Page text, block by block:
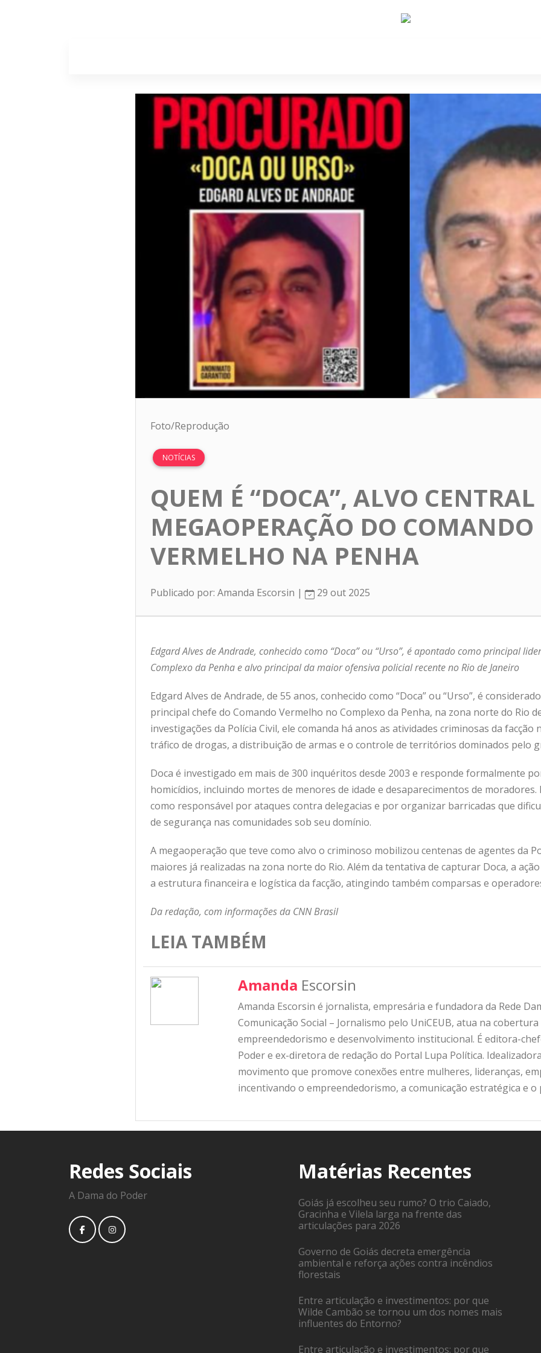
Foto/Reprodução
NOTÍCIAS
QUEM É “DOCA”, ALVO
MEGAOPERAÇÃO DO COMANDO
VERMELHO NA PENHA
Publicado por: Amanda Escorsin | 29 out 2025
Edgard Alves de Andrade, conhecido como “Doca” ou “Urso”, é apontado como principal
Complexo da Penha e alvo principal da maior ofensiva policial recente no Rio de Janeiro
Edgard Alves de Andrade, de 55 anos, conhecido como “Doca” ou “Urso”, é
principal chefe do Comando Vermelho no Complexo da Penha, na zona norte do Rio
investigações da Polícia Civil, ele comanda há anos as atividades criminosas da
tráfico de drogas, a distribuição de armas e o controle de territórios dominados pelo
Doca é investigado em mais de 300 inquéritos desde 2003 e responde formalmente
homicídios, incluindo mortes de menores de idade e desaparecimentos de
como responsável por ataques contra delegacias e por organizar barricadas que
de segurança nas comunidades sob seu domínio.
A megaoperação que teve como alvo o criminoso mobilizou centenas de agentes da
maiores já realizadas na zona norte do Rio. Além da tentativa de capturar Doca, a
a estrutura financeira e logística da facção, atingindo também comparsas e
Da redação, com informações da CNN Brasil
LEIA TAMBÉM
Amanda Escorsin
Amanda Escorsin é jornalista, empresária e fundadora da Rede
Comunicação Social – Jornalismo pelo UniCEUB, atua na
empreendedorismo e desenvolvimento institucional. É editora-
Poder e ex-diretora de redação do Portal Lupa Política.
movimento que promove conexões entre mulheres, lideranças,
incentivando o empreendedorismo, a comunicação estratégica e
Redes Sociais
A Dama do Poder
Matérias Recentes
Goiás já escolheu seu rumo? O trio Caiado,
Gracinha e Vilela larga na frente das
articulações para 2026
Governo de Goiás decreta emergência
ambiental e reforça ações contra incêndios
florestais
Entre articulação e investimentos: por que
Wilde Cambão se tornou um dos nomes mais
influentes do Entorno?
Entre articulação e investimentos: por que